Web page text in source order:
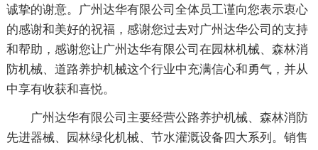
诚挚的谢意。广州达华有限公司全体员工谨向您表示衷心
的感谢和美好的祝福，感谢您过去对广州达华公司的支持
和帮助，感谢您让广州达华有限公司在园林机械、森林消
防机械、道路养护机械这个行业中充满信心和勇气，并从
中享有收获和喜悦。
广州达华有限公司主要经营公路养护机械、森林消防
先进器械、园林绿化机械、节水灌溉设备四大系列。销售